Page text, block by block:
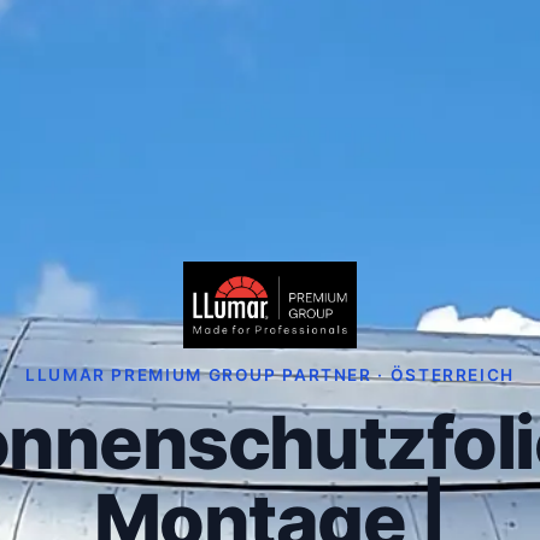
LLUMAR PREMIUM GROUP PARTNER · ÖSTERREICH
Montage |